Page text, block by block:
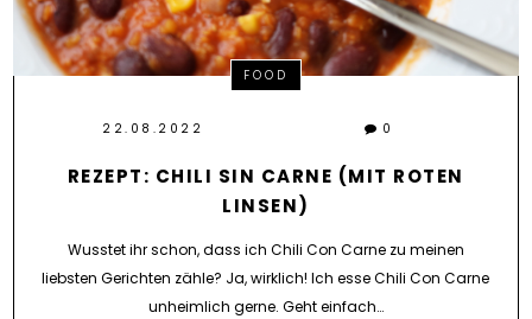
FOOD
22.08.2022 0
REZEPT: CHILI SIN CARNE (MIT ROTEN
LINSEN)
Wusstet ihr schon, dass ich Chili Con Carne zu meinen
liebsten Gerichten zähle? Ja, wirklich! Ich esse Chili Con Carne
unheimlich gerne. Geht einfach…